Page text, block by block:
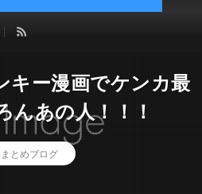
キー漫画でケンカ最
んあの人！！！
とめブログ